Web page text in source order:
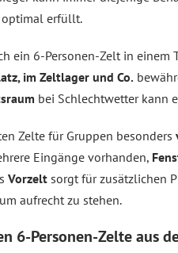
optimal erfüllt.
ein 6-Personen-Zelt in einem
im Zeltlager und Co.
bei Schlechtwetter kann
Zelte für Gruppen besonders
Eingänge vorhanden,
Vorzelt sorgt für zusätzlichen
aufrecht zu stehen.
6-Personen-Zelte aus